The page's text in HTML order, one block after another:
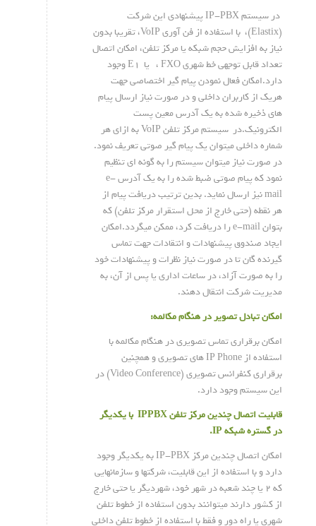
در سیستم IP-PBX پیشنهادی این شرکت
(Elastix)، با استفاده از فن آوری VoIP، تقریبا بدون
نیاز به افزایش حجم شبکه یا مرکز تلفن، امکان اتصال
تعداد قابل توجهی خط شهری FXO ، یا E1 وجود
دارد.امکان فعال نمودن پیام گیر اختصاصی جهت
هریک از کاربران داخلی و در صورت نیاز ارسال پیام
های ذخیره شده به یک آدرس معین پست
الکترونیک.در سیستم مرکز تلفن VoIP به ازای هر
شماره داخلی میتوان یک پیام گیر صوتی تعریف نمود.
در صورت نیاز میتوان سیستم را به گونه ای تنظیم
نمود که پیام صوتی ضبط شده را به یک آدرس e-
mail نیز ارسال نماید. بدین ترتیب دریافت پیام از
هر نقطه (حتی خارج از محل استقرار مرکز تلفن) که
بتوان e-mail را دریافت کرد، ممکن میگردد.امکان
ایجاد صندوق پیشنهادات و انتقادات جهت تماس
گیرنده گان تا در صورت نیاز نظرات و پیشنهادات خود
را به صورت آزاد، در ساعات اداری یا پس از آن، به
مدیریت شرکت انتقال دهند.
امکان تبادل تصویر در هنگام مکالمه:
امکان برقراری تماس تصویری در هنگام مکالمه با
استفاده از IP Phone های تصویری و همچنین
برقراری کنفرانس تصویری (Video Conference) در
این سیستم وجود دارد.
قابلیت اتصال چندین مرکز تلفنIPPBX
با یکدیگر
در گستره شبکهIP.
امکان اتصال چندین مرکز IP-PBX به یکدیگر وجود
دارد و با استفاده از این قابلیت، شرکتها و سازمانهایی
که ۲ یا چند شعبه در شهر خود، شهردیگر یا حتی خارج
از کشور دارند میتوانند بدون استفاده از خطوط تلفن
شهری یا راه دور و فقط با استفاده از خطوط تلفن داخلی